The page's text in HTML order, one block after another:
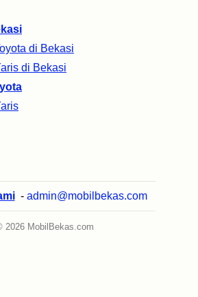
di Bekasi
di Bekasi
- admin@mobilbekas.com
2026 MobilBekas.com